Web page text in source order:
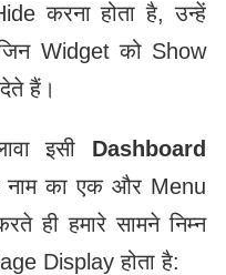
करना होता है, उन्हें
Widget को Show
हैं।
इसी Dashboard
नाम का एक और Menu
ही हमारे सामने निम्न
Display होता है: